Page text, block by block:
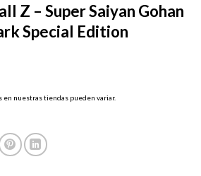
Z – Super Saiyan Gohan
Special Edition
en nuestras tiendas pueden variar.